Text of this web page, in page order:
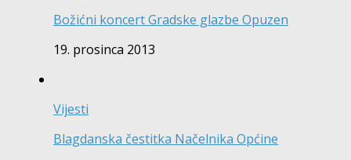
Božićni koncert Gradske glazbe Opuzen
19. prosinca 2013
Vijesti
Blagdanska čestitka Načelnika Općine